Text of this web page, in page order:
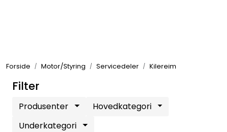
Forside Motor/Styring Servicedeler Kilereim
Filter
Produsenter
Hovedkategori
Underkategori
Bygg/Innredning